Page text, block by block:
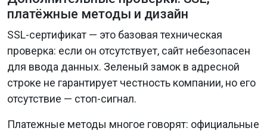
платёжные методы и дизайн
SSL-сертификат — это базовая техническая
проверка: если он отсутствует, сайт небезопасен
для ввода данных. Зеленый замок в адресной
строке не гарантирует честность компании, но его
отсутствие — стоп-сигнал.
Платежные методы многое говорят: официальные